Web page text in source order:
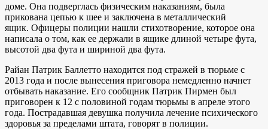
доме. Она подверглась физическим наказаниям, была
прикована цепью к шее и заключена в металлический
ящик. Офицеры полиции нашли стихотворение, которое она
написала о том, как ее держали в ящике длиной четыре фута,
высотой два фута и шириной два фута.
Райан Патрик Баллетто находится под стражей в тюрьме с
2013 года и после вынесения приговора немедленно начнет
отбывать наказание. Его сообщник Патрик Пирмен был
приговорен к 12 с половиной годам тюрьмы в апреле этого
года. Пострадавшая девушка получила лечение психического
здоровья за пределами штата, говорят в полиции.